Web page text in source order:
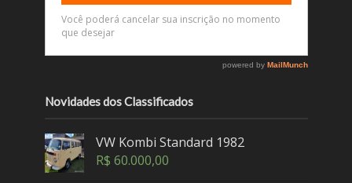
Novidades dos Classificados
VW Kombi Standard 1982
R$ 60.000,00